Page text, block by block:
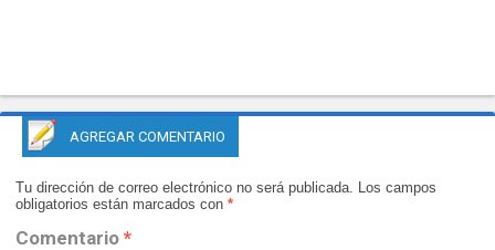
AGREGAR COMENTARIO
Tu dirección de correo electrónico no será publicada.
Los campos
obligatorios están marcados con *
Comentario *